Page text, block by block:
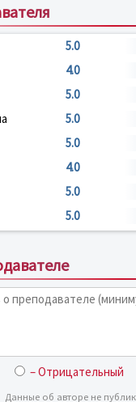
5.0
4.0
5.0
5.0
5.0
4.0
5.0
5.0
– Отрицательный
Данные об авторе не